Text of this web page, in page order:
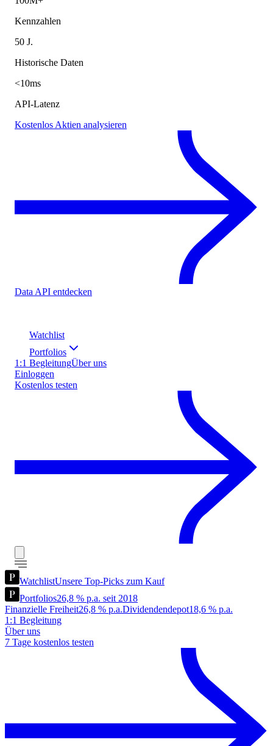
Kennzahlen
50 J.
Historische Daten
<10ms
API-Latenz
Kostenlos Aktien analysieren
Data API entdecken
Watchlist
Portfolios
1:1 BegleitungÜber uns
Einloggen
Kostenlos testen
WatchlistUnsere Top-Picks zum Kauf
Portfolios26,8 % p.a. seit 2018
Finanzielle Freiheit26,8 % p.a.Dividendendepot18,6 % p.a.
1:1 Begleitung
Über uns
7 Tage kostenlos testen